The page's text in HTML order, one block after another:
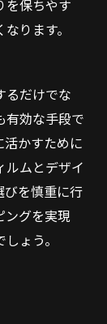
を保ちやす
ります。
るだけでな
有効な手段で
かすために
ルムとデザイ
びを慎重に行
ングを実現
ょう。